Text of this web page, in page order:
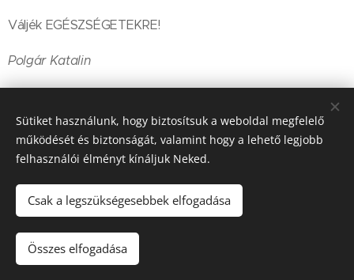
Váljék EGÉSZSÉGETEKRE!
Polgár Katalin
Share
© 2016-2026 Pécsi Görögkatolikus Parókia | 7624 Pécs, Alajos u.
Az oldalt a
Sütiket használunk, hogy biztosítsuk a weboldal megfelelő
működését és biztonságát, valamint hogy a lehető legjobb
felhasználói élményt kínáljuk Neked.
Csak a legszükségesebbek elfogadása
Összes elfogadása